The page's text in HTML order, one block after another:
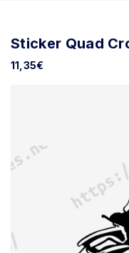
Sticker Quad
11,35€